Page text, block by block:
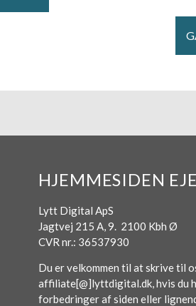
HJEMMESIDEN
Lytt Digital ApS
Jagtvej 215 A, 9. 2100 Kbh Ø
CVR nr.: 36537930
Du er velkommen til at skrive til
affiliate[@]lyttdigital.dk, hvis du
forbedringer af siden eller